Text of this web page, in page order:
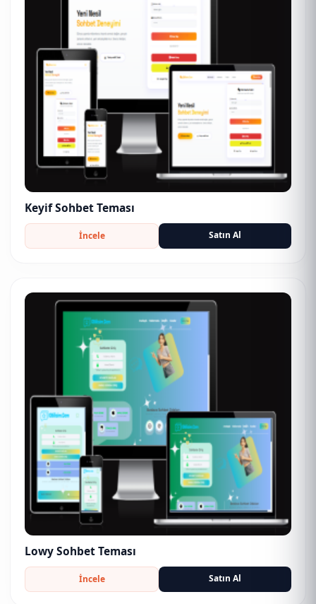
Keyif Sohbet Teması
İncele Satın Al
Lowy Sohbet Teması
İncele Satın Al